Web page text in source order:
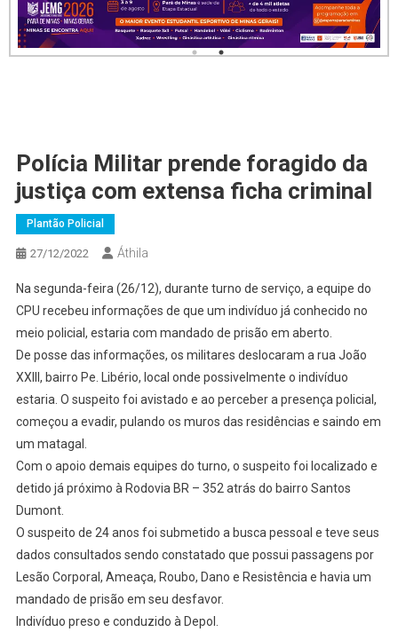
Polícia Militar prende foragido da
justiça com extensa ficha criminal
Plantão Policial
27/12/2022 Áthila
Na segunda-feira (26/12), durante turno de serviço, a equipe do
CPU recebeu informações de que um indivíduo já conhecido no
meio policial, estaria com mandado de prisão em aberto.
De posse das informações, os militares deslocaram a rua João
XXIII, bairro Pe. Libério, local onde possivelmente o indivíduo
estaria. O suspeito foi avistado e ao perceber a presença policial,
começou a evadir, pulando os muros das residências e saindo em
um matagal.
Com o apoio demais equipes do turno, o suspeito foi localizado e
detido já próximo à Rodovia BR – 352 atrás do bairro Santos
Dumont.
O suspeito de 24 anos foi submetido a busca pessoal e teve seus
dados consultados sendo constatado que possui passagens por
Lesão Corporal, Ameaça, Roubo, Dano e Resistência e havia um
mandado de prisão em seu desfavor.
Indivíduo preso e conduzido à Depol.